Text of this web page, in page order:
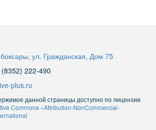
ул. Гражданская, Дом 75
222-490
plus.ru
данной страницы доступно по лицензии
Commons «Attribution-NonCommercial-